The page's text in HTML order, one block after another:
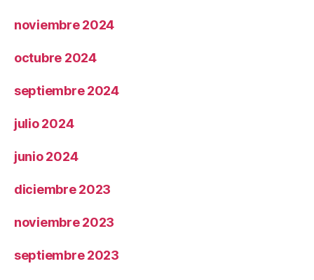
noviembre 2024
octubre 2024
septiembre 2024
julio 2024
junio 2024
diciembre 2023
noviembre 2023
septiembre 2023